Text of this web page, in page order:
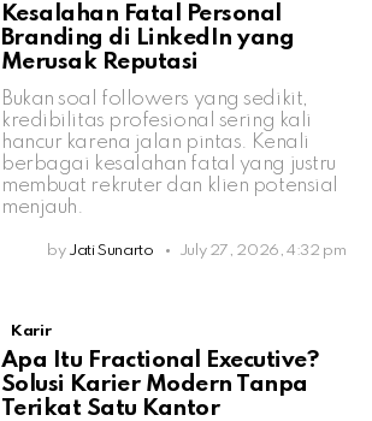
Kesalahan Fatal Personal
Branding di LinkedIn yang
Merusak Reputasi
Bukan soal followers yang sedikit,
kredibilitas profesional sering kali
hancur karena jalan pintas. Kenali
berbagai kesalahan fatal yang justru
membuat rekruter dan klien potensial
menjauh.
by Jati Sunarto July 27, 2026, 4:32 pm
Karir
Apa Itu Fractional Executive?
Solusi Karier Modern Tanpa
Terikat Satu Kantor